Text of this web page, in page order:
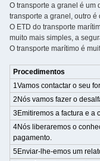
O transporte a granel é um
transporte a granel, outro
O ETD do transporte
muito mais simples, a
O transporte marítimo é
Procedimentos
1Vamos contactar o seu
2Nós vamos fazer o
3Emitiremos a factura e a
4Nós liberaremos o
pagamento.
5Enviar-lhe-emos um